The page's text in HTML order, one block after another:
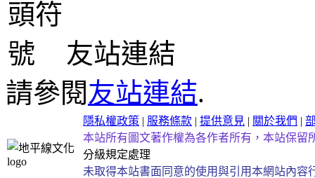
友站連結
請參閱友站連結.
隱私權政策 | 服務條款 | 提供意見 | 關於我們 |
本站所有圖文著作權為各作者所有，本站保留
分級規定處理
未取得本站書面同意的使用與引用本網站內